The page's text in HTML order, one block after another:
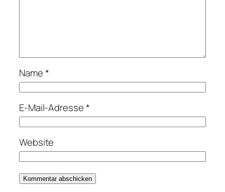
Name*
E-Mail-Adresse*
Website